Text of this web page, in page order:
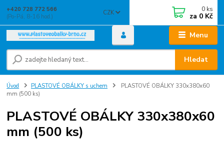
Menu
CZK
Hledat
+420 728 772 566
(Po-Pá, 8-16 hod.)
0 ks
za 0 Kč
Úvod PLASTOVÉ OBÁLKY s uchem
PLASTOVÉ OBÁLKY 330x380x60
mm (500 ks)
PLASTOVÉ OBÁLKY 330x380x60
mm (500 ks)